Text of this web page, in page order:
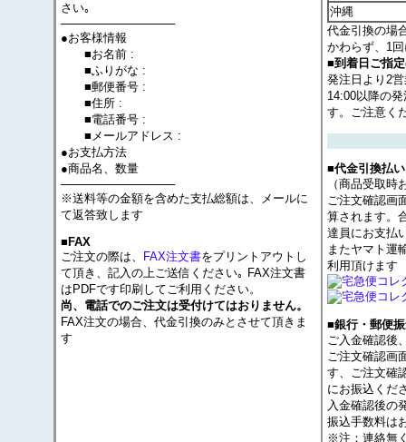
さい｡
──────────────
●お客様情報
■お名前 :
■ふりがな :
■郵便番号 :
■住所 :
■電話番号 :
■メールアドレス :
●お支払方法
●商品名、数量
──────────────
※送料等の金額を含めた支払総額は、メールに
て返答致します
■FAX
ご注文の際は、 FAX注文書をプリントアウトし
て頂き、記入の上ご送信ください｡ FAX注文書
はPDFです印刷してご利用ください。
尚、電話でのご注文は受付けてはおりません。
FAX注文の場合、代金引換のみとさせて頂きま
す
沖縄
代金引換の場
かわらず、1
■到着日ご指
発注日より2
14:00以降の
す。ご注意く
■代金引換払い
（商品受取時
ご注文確認画
算されます。
達員にお支払
またヤマト運
利用頂けます
■銀行・郵便
ご入金確認後
ご注文確認画
す、ご注文確
にお振込くだ
入金確認後の
振込手数料は
※注：連絡無